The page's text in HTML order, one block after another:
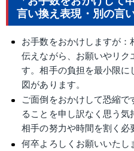
言い換え表現・別の言
お手数をおかけしますが
伝えながら、お願いやリ
す。相手の負担を最小限
図があります。
ご面倒をおかけして恐縮
ることを申し訳なく思う
相手の努力や時間を割く必
何卒よろしくお願いいた